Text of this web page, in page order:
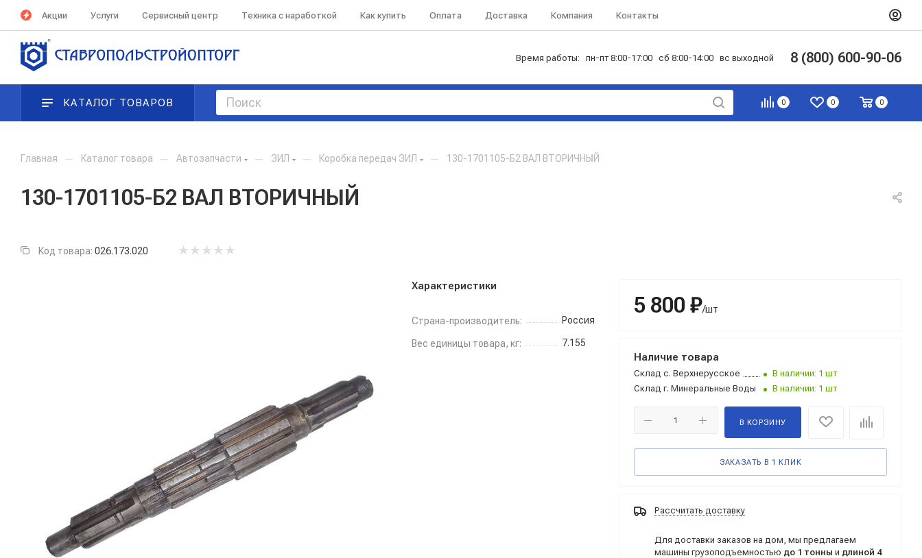
Акции Услуги Сервисный центр Техника с наработкой Как купить Оплата Доставка Компания Контакты
Время работы: пн-пт 8:00-17:00 сб 8:00-14:00 вс выходной 8 (800) 600-90-06
0 0 0
КАТАЛОГ ТОВАРОВ
Главная — Каталог товара — Автозапчасти — ЗИЛ — Коробка передач ЗИЛ — 130-1701105-Б2 ВАЛ ВТОРИЧНЫЙ
130-1701105-Б2 ВАЛ ВТОРИЧНЫЙ
Код товара: 026.173.020
Характеристики
Страна-производитель: Россия
Вес единицы товара, кг: 7.155
5 800 ₽/шт
Наличие товара
Склад с. Верхнерусское
В наличии: 1 шт
Склад г. Минеральные Воды В наличии: 1 шт
В КОРЗИНУ
ЗАКАЗАТЬ В 1 КЛИК
Рассчитать доставку
Для доставки заказов на дом, мы предлагаем
машины грузоподъемностью до 1 тонны и длиной 4